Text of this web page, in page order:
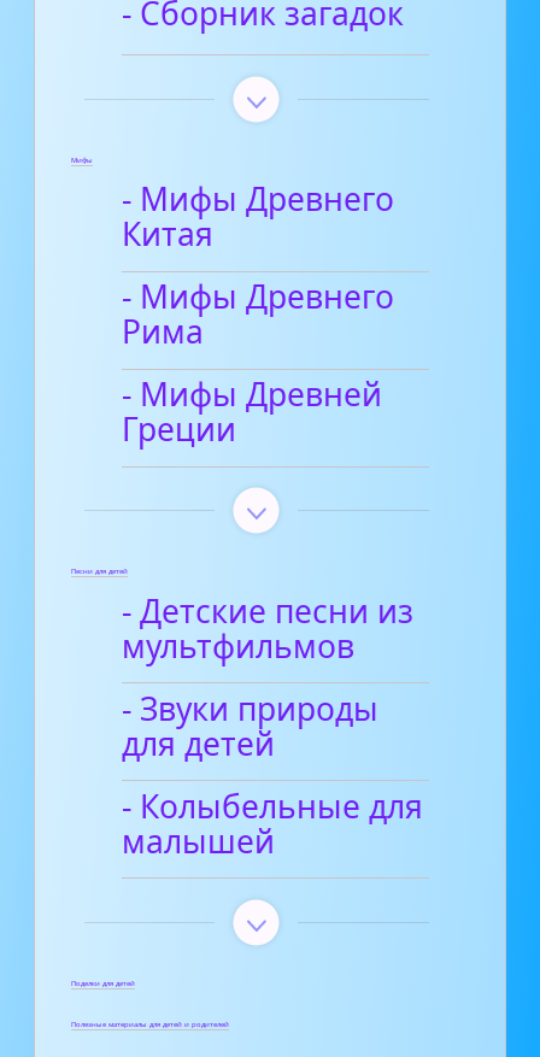
- Сборник загадок
Мифы
- Мифы Древнего
Китая
- Мифы Древнего
Рима
- Мифы Древней
Греции
Песни для детей
- Детские песни из
мультфильмов
- Звуки природы
для детей
- Колыбельные для
малышей
Поделки для детей
Полезные материалы для детей и родителей